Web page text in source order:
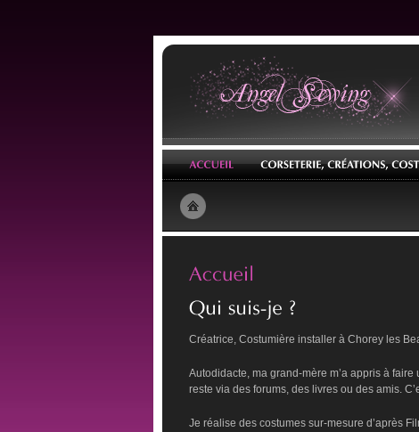
Créatrice, Costumière installer à Chorey les
Autodidacte, ma grand-mère m’a appris à
reste via des forums, des livres ou des amis.
Je réalise des costumes sur-mesure d’après